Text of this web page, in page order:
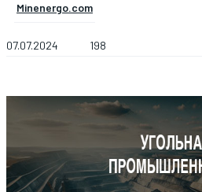
Minenergo.com
07.07.2024 198